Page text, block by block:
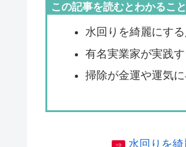
この記事を読むとわかること
水回りを綺麗にす
有名実業家が実践
掃除が金運や運気
水回りを